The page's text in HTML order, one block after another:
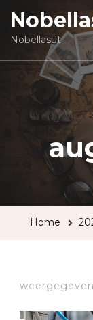
Nobellasut
Home